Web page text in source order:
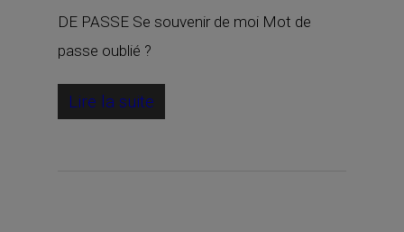
DE PASSE Se souvenir de moi Mot de
passe oublié ?
Lire la suite